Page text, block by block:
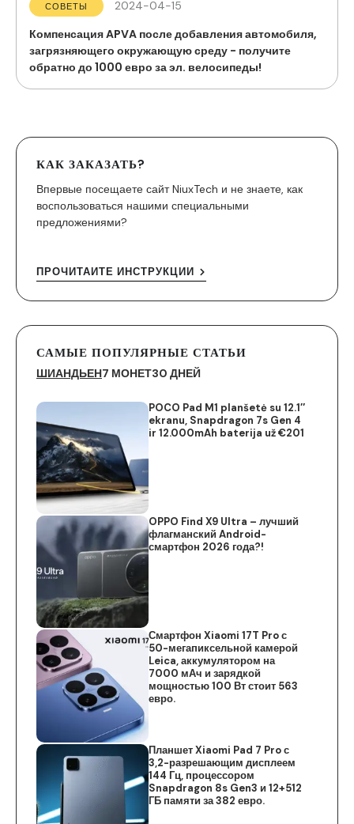
СОВЕТЫ 2024-04-15
Компенсация APVA после добавления автомобиля,
загрязняющего окружающую среду - получите
обратно до 1000 евро за эл. велосипеды!
КАК ЗАКАЗАТЬ?
Впервые посещаете сайт NiuxTech и не знаете, как
воспользоваться нашими специальными
предложениями?
ПРОЧИТАЙТЕ ИНСТРУКЦИИ
САМЫЕ ПОПУЛЯРНЫЕ СТАТЬИ
ШИАНДЬЕН7 МОНЕТ30 ДНЕЙ
POCO Pad M1 planšetė su 12.1″
ekranu, Snapdragon 7s Gen 4
ir 12.000mAh baterija už €201
OPPO Find X9 Ultra – лучший
флагманский Android-
смартфон 2026 года?!
Смартфон Xiaomi 17T Pro с
50-мегапиксельной камерой
Leica, аккумулятором на
7000 мАч и зарядкой
мощностью 100 Вт стоит 563
евро.
Планшет Xiaomi Pad 7 Pro с
3,2-разрешающим дисплеем
144 Гц, процессором
Snapdragon 8s Gen3 и 12+512
ГБ памяти за 382 евро.